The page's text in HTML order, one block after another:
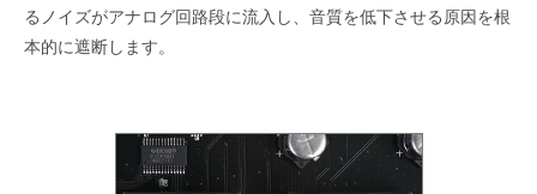
るノイズがアナログ回路段に流入し、音質を低下させる原因を根
本的に遮断します。